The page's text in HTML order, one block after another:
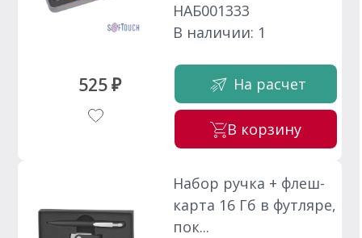
525 ₽
НАБ001333
В наличии: 1
На расчет
В корзину
Набор ручка + флеш-
карта 16 Гб в футляре,
пок...